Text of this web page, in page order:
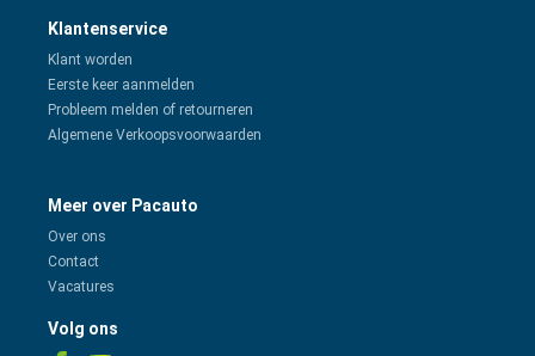
Klantenservice
Klant worden
Eerste keer aanmelden
Probleem melden of retourneren
Algemene Verkoopsvoorwaarden
Meer over Pacauto
Over ons
Contact
Vacatures
Volg ons